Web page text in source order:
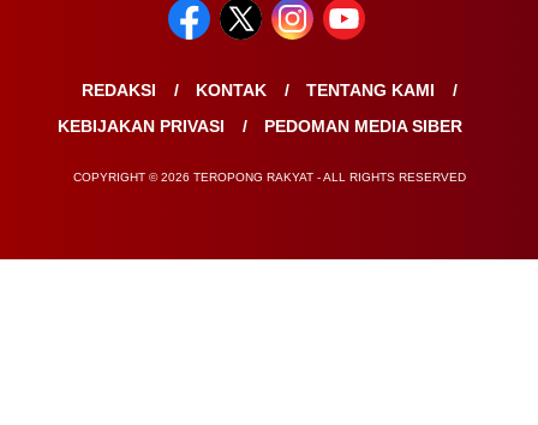
REDAKSI KONTAK
TENTANG KAMI
KEBIJAKAN PRIVASI
PEDOMAN MEDIA SIBER
COPYRIGHT © 2026 TEROPONG RAKYAT - ALL RIGHTS RESERVED